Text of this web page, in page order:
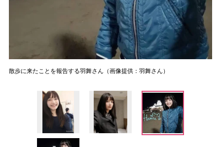
散歩に来たことを報告する羽舞さん（画像提供：羽舞さん）